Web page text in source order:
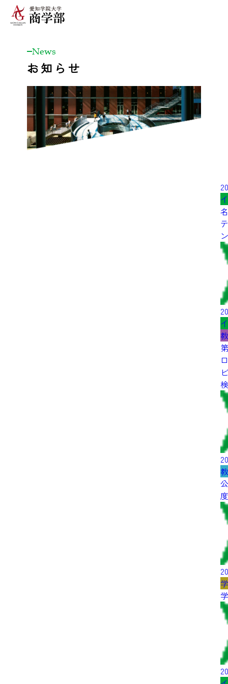
News
お知らせ